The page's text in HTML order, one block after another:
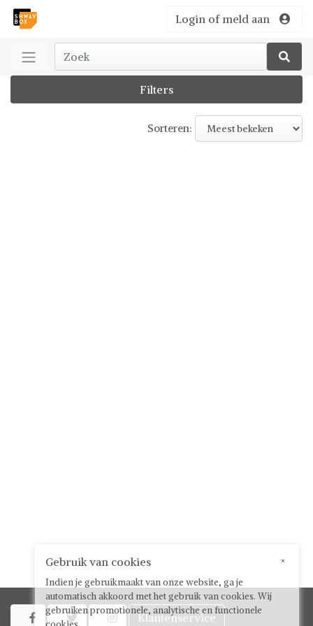
Login of meld aan
Filters
Sorteren:
   Klantenservice
×
Gebruik van cookies
Indien je gebruikmaakt van onze website, ga je
automatisch akkoord met het gebruik van cookies. Wij
gebruiken promotionele, analytische en functionele